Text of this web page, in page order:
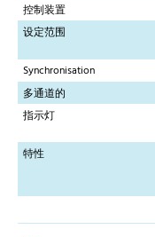
控制装置
设定范围
Synchronisation
多通道的
指示灯
特性